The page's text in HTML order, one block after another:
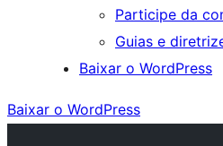
Participe da
Guias e
Baixar o WordPress
Baixar o WordPress